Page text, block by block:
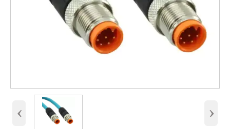
‹ ›